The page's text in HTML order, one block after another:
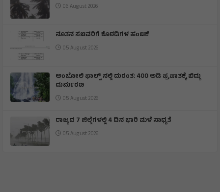
06 August 2026
ನೂತನ ಸಚಿವರಿಗೆ ಕೊಠಡಿಗಳ ಹಂಚಿಕೆ
05 August 2026
ಅಂಬೋಲಿ ಫಾಲ್ಸ್ ನಲ್ಲಿ ದುರಂತ: 400 ಅಡಿ ಪ್ರಪಾತಕ್ಕೆ ಬಿದ್ದು
ದುರ್ಮರಣ
05 August 2026
ರಾಜ್ಯದ 7 ಜಿಲ್ಲೆಗಳಲ್ಲಿ 4 ದಿನ ಭಾರಿ ಮಳೆ ಸಾಧ್ಯತೆ
05 August 2026